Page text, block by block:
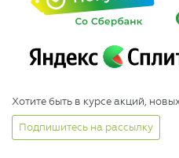
Хотите быть в курсе акций,
Подпишитесь на рассылку